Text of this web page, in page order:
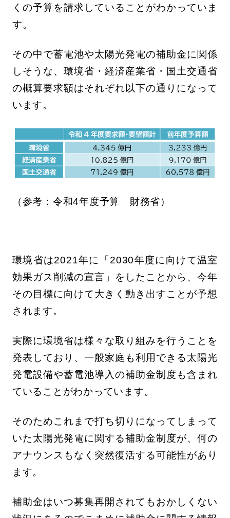
くの予算を請求していることがわかっていま
す。
その中で蓄電池や太陽光発電の補助金に関係
しそうな、環境省・経済産業省・国土交通省
の概算要求額はそれぞれ以下の通りになって
います。
（参考：令和4年度予算 財務省）
環境省は2021年に「2030年度に向けて温室
効果ガス削減の宣言」をしたことから、今年
その目標に向けて大きく動き出すことが予想
されます。
実際に環境省は様々な取り組みを行うことを
発表しており、一般家庭も利用できる太陽光
発電設備や蓄電池導入の補助金制度も含まれ
ていることがわかっています。
そのためこれまで打ち切りになってしまって
いた太陽光発電に関する補助金制度が、何の
アナウンスもなく突然復活する可能性があり
ます。
補助金はいつ募集再開されてもおかしくない